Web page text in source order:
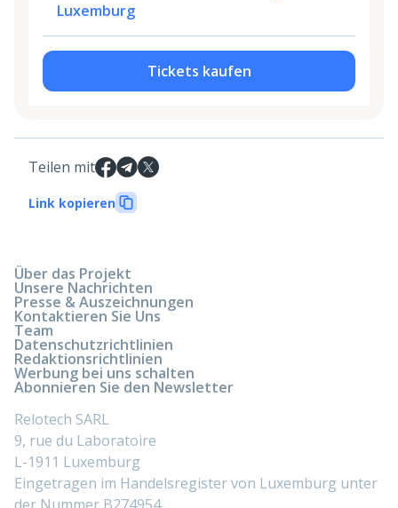
Luxemburg
Tickets kaufen
Teilen mit
Link kopieren
Über das Projekt
Unsere Nachrichten
Presse & Auszeichnungen
Kontaktieren Sie Uns
Team
Datenschutzrichtlinien
Redaktionsrichtlinien
Werbung bei uns schalten
Abonnieren Sie den Newsletter
Relotech SARL
9, rue du Laboratoire
L-1911 Luxemburg
Eingetragen im Handelsregister von Luxemburg unter